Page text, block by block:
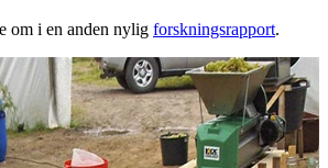
om i en anden nylig forskningsrapport.